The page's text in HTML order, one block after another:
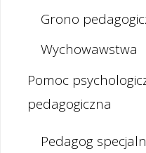
Grono
Wychowawstwa
Pomoc
pedagogiczna
Pedagog